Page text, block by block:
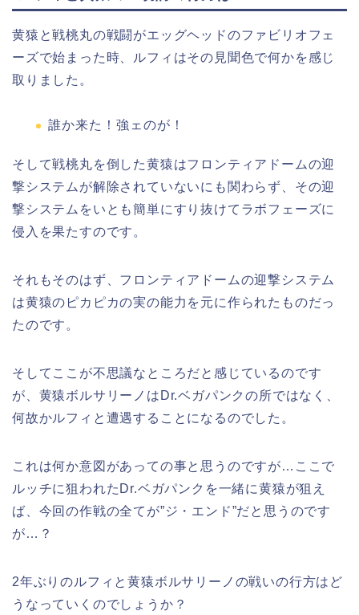
黄猿と戦桃丸の戦闘がエッグヘッドのファビリオフェ
ーズで始まった時、ルフィはその見聞色で何かを感じ
取りました。
誰か来た！強ェのが！
そして戦桃丸を倒した黄猿はフロンティアドームの迎
撃システムが解除されていないにも関わらず、その迎
撃システムをいとも簡単にすり抜けてラボフェーズに
侵入を果たすのです。
それもそのはず、 フロンティアドームの迎撃システム
は黄猿のピカピカの実の能力を元に作られたものだっ
たのです。
そしてここが不思議なところだと感じているのです
が、黄猿ボルサリーノはDr.ベガパンクの所ではなく、
何故かルフィと遭遇することになるのでした。
これは何か意図があっての事と思うのですが…ここで
ルッチに狙われたDr.ベガパンクを一緒に黄猿が狙え
ば、今回の作戦の全てが”ジ・エンド”だと思うのです
が…？
2年ぶりのルフィと黄猿ボルサリーノの戦いの行方はど
うなっていくのでしょうか？